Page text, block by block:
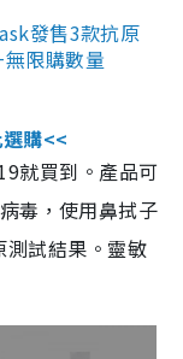
發售3款抗原
限購數量
購<<
就買到。產品可
毒，使用鼻拭子
試結果。靈敏